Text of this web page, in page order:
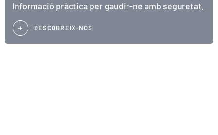
Informació pràctica per gaudir-ne amb seguretat.
DESCOBREIX-NOS